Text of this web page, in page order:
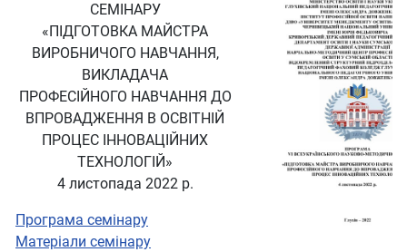
СЕМІНАРУ
«ПІДГОТОВКА МАЙСТРА
ВИРОБНИЧОГО НАВЧАННЯ,
ВИКЛАДАЧА
ПРОФЕСІЙНОГО НАВЧАННЯ ДО
ВПРОВАДЖЕННЯ В ОСВІТНІЙ
ПРОЦЕС ІННОВАЦІЙНИХ
ТЕХНОЛОГІЙ»
4 листопада 2022 р.
Програма семінару
Матеріали семінару